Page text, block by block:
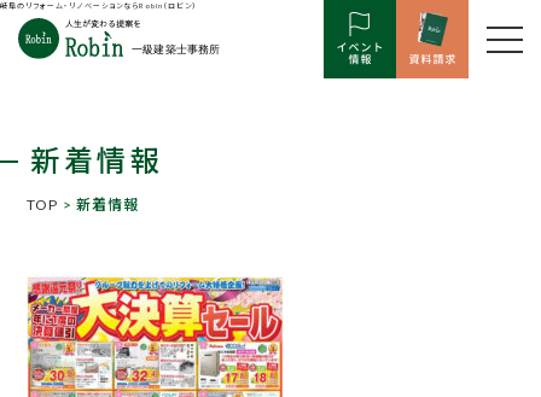
岐阜のリフォーム・リノベーションならRobin（ロビン）
新着情報
TOP > 新着情報